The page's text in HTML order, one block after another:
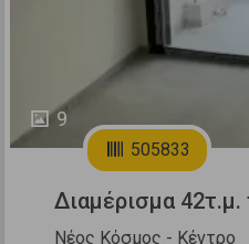
9
505833
Διαμέρισμα
Νέος Κόσμος - Κέντρο